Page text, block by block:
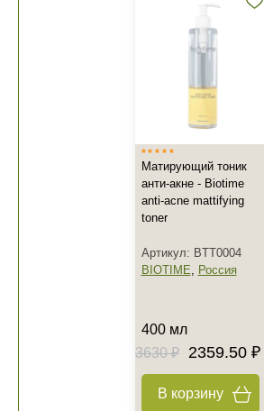
Матирующий тоник
анти-акне - Biotime
anti-acne mattifying
toner
Артикул: BTT0004
BIOTIME, Россия
400 мл
3630 ₽
2359.50 ₽
В корзину